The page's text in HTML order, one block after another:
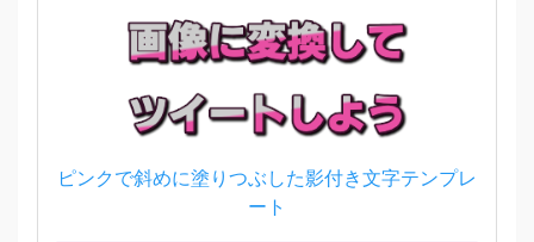
ピンクで斜めに塗りつぶした影付き文字テンプレ
ート